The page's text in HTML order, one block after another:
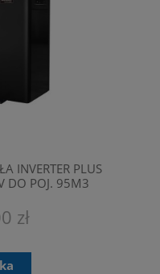
INVERTER PLUS
DO POJ. 95M3
zł